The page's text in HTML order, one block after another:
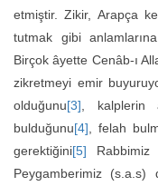
etmiştir. Zikir, Arapça
tutmak gibi
Birçok âyette Cenâb-ı
zikretmeyi emir
olduğunu[3] , kalplerin
bulduğunu[4] , felah
gerektiğini[5] Rabbimiz
Peygamberimiz (s.a.s)